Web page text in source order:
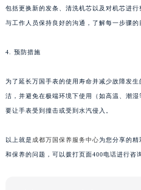
包括更换新的发条、清洗机芯以及对机芯进
与工作人员保持良好的沟通，了解每一步骤的
4. 预防措施
为了延长万国手表的使用寿命并减少故障发
洁，并避免在极端环境下使用（如高温、潮
要让手表受到撞击或受到水汽侵入。
以上就是 成都万国保养服务中心为您分享的
和保养的问题，可以拨打页面400电话进行咨